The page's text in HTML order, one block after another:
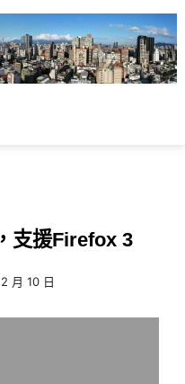
支援Firefox 3
月 10 日